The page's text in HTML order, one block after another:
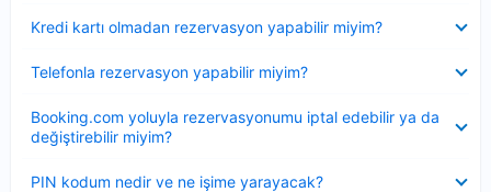
Kredi kartı olmadan rezervasyon yapabilir miyim?
Telefonla rezervasyon yapabilir miyim?
Booking.com yoluyla rezervasyonumu iptal edebilir ya da
değiştirebilir miyim?
PIN kodum nedir ve ne işime yarayacak?